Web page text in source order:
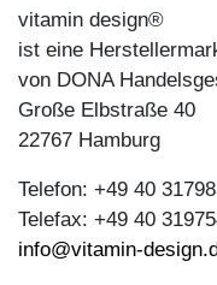
vitamin design®
ist eine
von DONA
Große Elbstraße 40
22767 Hamburg
Telefon: +49 40
Telefax: +49 40
info@vitamin-